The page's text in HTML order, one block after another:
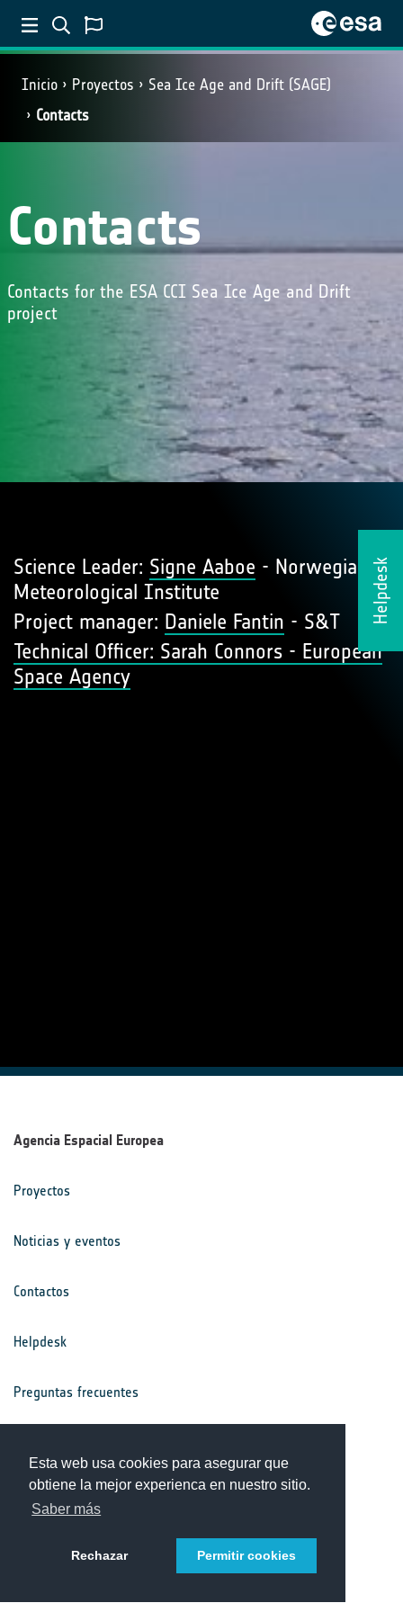
Esta web usa cookies para asegurar que
obtiene la mejor experienca en nuestro sitio.
Saber más
Rechazar Permitir cookies
Inicio Proyectos
Sea Ice Age and Drift (SAGE)
Contacts
Helpdesk
Contacts
Contacts for the ESA CCI Sea Ice Age and Drift
project
Science Leader: Signe Aaboe - Norwegian
Meteorological Institute
Project manager: Daniele Fantin - S&T
Technical Officer: Sarah Connors - European
Space Agency
Agencia Espacial Europea
Proyectos
Noticias y eventos
Contactos
Helpdesk
Preguntas frecuentes
Aviso de privacidad